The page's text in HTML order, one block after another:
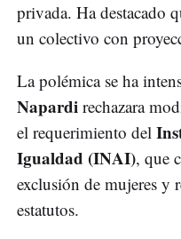
privada. Ha destacado
un colectivo con
La polémica se ha
Napardi rechazara
el requerimiento del
Igualdad (INAI), que
exclusión de mujeres y
estatutos.